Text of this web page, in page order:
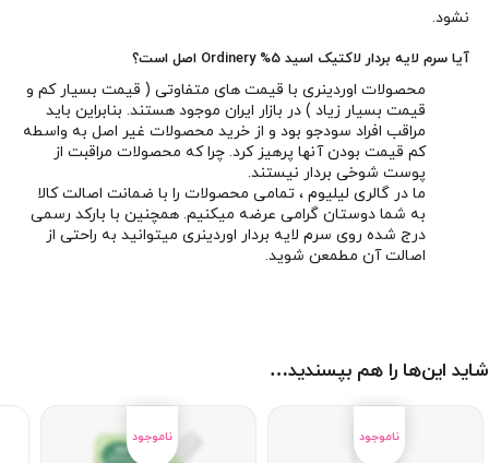
نشود.
آیا سرم لایه بردار لاکتیک اسید 5% Ordinery اصل است؟
محصولات اوردینری با قیمت های متفاوتی ( قیمت بسیار کم و
قیمت بسیار زیاد ) در بازار ایران موجود هستند. بنابراین باید
مراقب افراد سودجو بود و از خرید محصولات غیر اصل به واسطه
کم قیمت بودن آنها پرهیز کرد. چرا که محصولات مراقبت از
پوست شوخی بردار نیستند.
ما در گالری لیلیوم ، تمامی محصولات را با ضمانت اصالت کالا
به شما دوستان گرامی عرضه میکنیم. همچنین با بارکد رسمی
درج شده روی سرم لایه بردار اوردینری میتوانید به راحتی از
اصالت آن مطمعن شوید.
شاید این‌ها را هم بپسندید…